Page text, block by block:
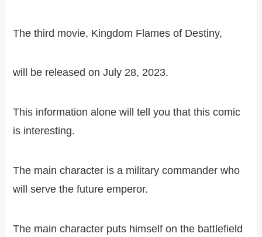
The third movie, Kingdom Flames of Destiny,
will be released on July 28, 2023.
This information alone will tell you that this comic
is interesting.
The main character is a military commander who
will serve the future emperor.
The main character puts himself on the battlefield